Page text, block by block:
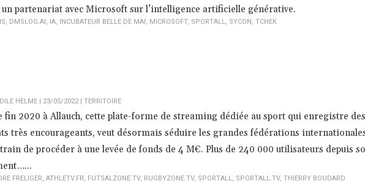
un partenariat avec Microsoft sur l’intelligence artificielle générative.
, DMSLOG.AI , IA, INCUBATEUR BELLE DE MAI , MICROSOFT, SPORTALL, SYCON , TCHEK
HELME | 23/05/2022| TERRITOIRE
fin 2020 à Allauch, cette plate-forme de streaming dédiée au sport qui enregistre des
très encourageants, veut désormais séduire les grandes fédérations
de procéder à une levée de fonds de 4 M€. Plus de 240 000 utilisateurs depuis
FRELIGER, ATHLETV.FR, FUTSALZONE.TV, RUGBYZONE.TV, SPORTALL, SPORTALL.TV, THIERRY BOUDARD